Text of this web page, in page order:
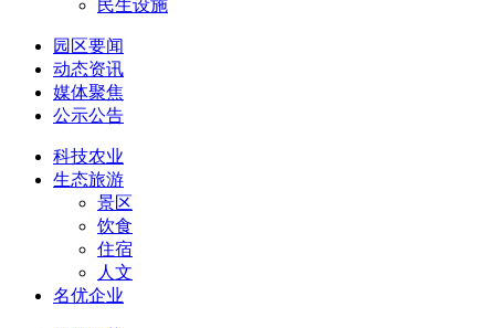
民生设施
园区要闻
动态资讯
媒体聚焦
公示公告
科技农业
生态旅游
景区
饮食
住宿
人文
名优企业